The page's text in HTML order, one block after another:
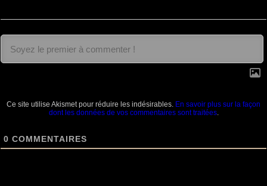
Ce site utilise Akismet pour réduire les indésirables. En savoir plus sur la façon
dont les données de vos commentaires sont traitées.
0 COMMENTAIRES